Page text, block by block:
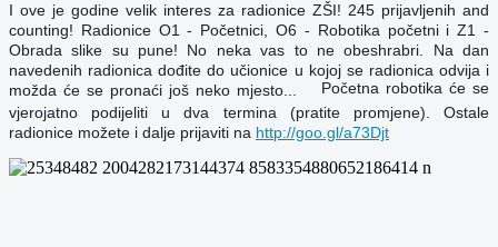
I ove je godine velik interes za radionice ZŠI! 245 prijavljenih and
counting! Radionice O1 - Početnici, O6 - Robotika početni i Z1 -
Obrada slike su pune! No neka vas to ne obeshrabri. Na dan
navedenih radionica dođite do učionice u kojoj se radionica odvija i
možda će se pronaći još neko mjesto...
Početna robotika će se
vjerojatno podijeliti u dva termina (pratite promjene). Ostale
radionice možete i dalje prijaviti na http://goo.gl/a73Djt